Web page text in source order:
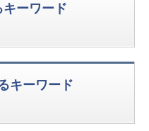
ーワード
キーワード